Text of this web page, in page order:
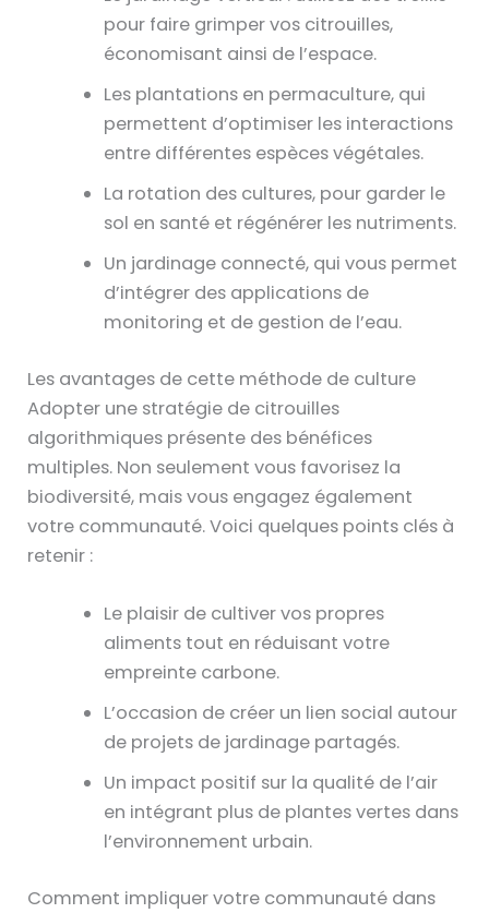
pour faire grimper vos citrouilles,
économisant ainsi de l’espace.
Les plantations en permaculture, qui
permettent d’optimiser les interactions
entre différentes espèces végétales.
La rotation des cultures, pour garder le
sol en santé et régénérer les nutriments.
Un jardinage connecté, qui vous permet
d’intégrer des applications de
monitoring et de gestion de l’eau.
Les avantages de cette méthode de culture
Adopter une stratégie de citrouilles
algorithmiques présente des bénéfices
multiples. Non seulement vous favorisez la
biodiversité, mais vous engagez également
votre communauté. Voici quelques points clés à
retenir :
Le plaisir de cultiver vos propres
aliments tout en réduisant votre
empreinte carbone.
L’occasion de créer un lien social autour
de projets de jardinage partagés.
Un impact positif sur la qualité de l’air
en intégrant plus de plantes vertes dans
l’environnement urbain.
Comment impliquer votre communauté dans